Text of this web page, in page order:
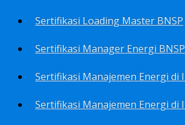
Sertifikasi Loading Master BNSP
Sertifikasi Manager Energi BNSP